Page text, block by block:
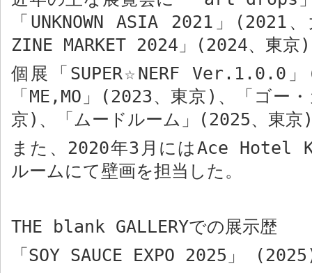
「 UNKNOWN ASIA 2021 」 (2021
ZINE MARKET 2024 」 (2024、東京)
個展「 SUPER☆NERF Ver.1.0.0 」
「 ME,MO 」 (2023、東京 ) 、
「ゴー
京) 、 「ムードルーム」 (2025、東京
また、 2020年3 月にはAce Hotel
ルームにて壁画を担当した。
THE blank GALLERYでの展示歴
「 SOY SAUCE EXPO 2025 」